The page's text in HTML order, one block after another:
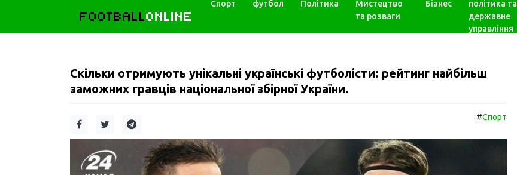
FOOTBALLONLINE
Спорт футбол Політика
Мистецтво
та розваги
Бізнес
політика та
державне
управління
Скільки отримують унікальні українські футболісти: рейтинг найбільш
заможних гравців національної збірної України.
#Спорт